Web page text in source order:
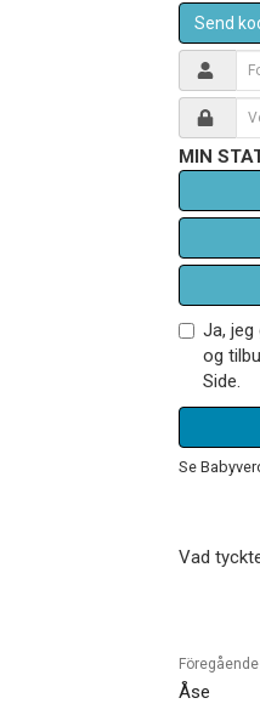
Send
MIN
Ja, jeg
og
Side.
Se
Vad
Åse